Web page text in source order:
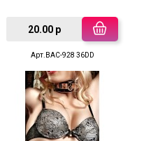
20.00 р
Арт.BAC-928 36DD